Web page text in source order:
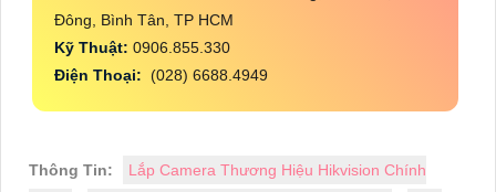
Đông, Bình Tân, TP HCM
Kỹ Thuật: 0906.855.330
Điện Thoại: (028) 6688.4949
Thông Tin:
Lắp Camera Thương Hiệu Hikvision Chính